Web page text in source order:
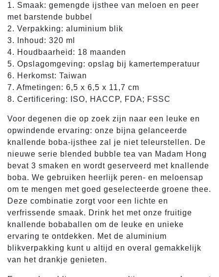
1. Smaak: gemengde ijsthee van meloen en peer
met barstende bubbel
2. Verpakking: aluminium blik
3. Inhoud: 320 ml
4. Houdbaarheid: 18 maanden
5. Opslagomgeving: opslag bij kamertemperatuur
6. Herkomst: Taiwan
7. Afmetingen: 6,5 x 6,5 x 11,7 cm
8. Certificering: ISO, HACCP, FDA; FSSC
Voor degenen die op zoek zijn naar een leuke en
opwindende ervaring: onze bijna gelanceerde
knallende boba-ijsthee zal je niet teleurstellen. De
nieuwe serie blended bubble tea van Madam Hong
bevat 3 smaken en wordt geserveerd met knallende
boba. We gebruiken heerlijk peren- en meloensap
om te mengen met goed geselecteerde groene thee.
Deze combinatie zorgt voor een lichte en
verfrissende smaak. Drink het met onze fruitige
knallende bobaballen om de leuke en unieke
ervaring te ontdekken. Met de aluminium
blikverpakking kunt u altijd en overal gemakkelijk
van het drankje genieten.